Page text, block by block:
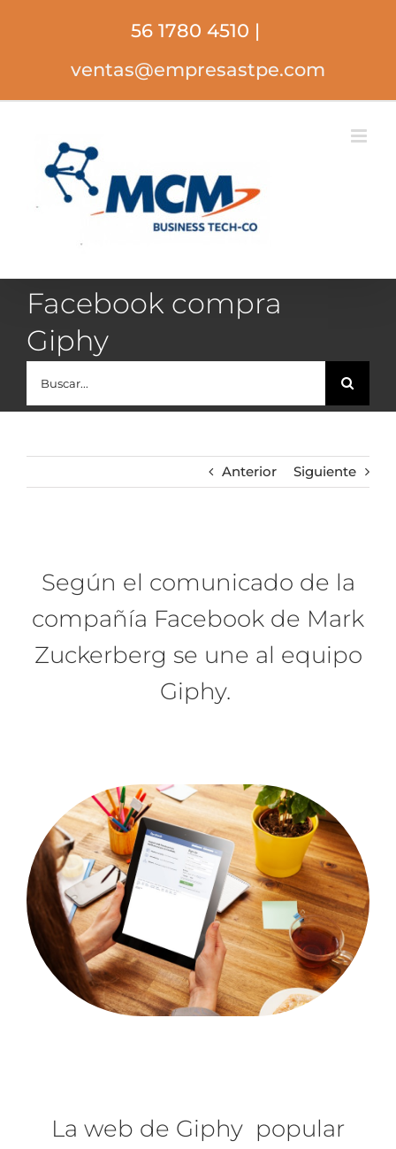
56 1780 4510 |
ventas@empresastpe.com
Facebook compra
Giphy
Anterior Siguiente
Según el comunicado de la
compañía Facebook de Mark
Zuckerberg se une al equipo
Giphy.
La web de Giphy popular